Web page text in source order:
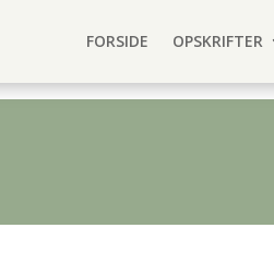
FORSIDE OPSKRIFTER